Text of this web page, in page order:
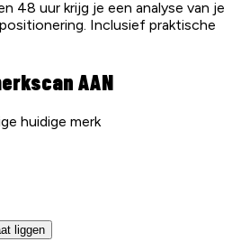
48 uur krijg je een analyse van je
Inclusief praktische
AAN
huidige merk
liggen